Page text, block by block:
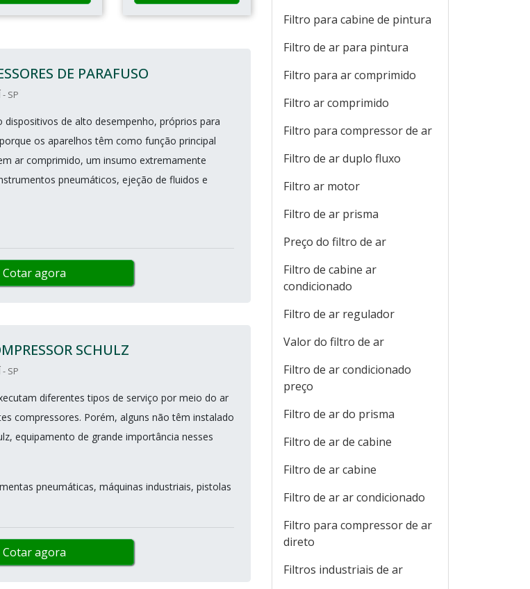
DE PARAFUSO
- SP
de alto desempenho, próprios para
os aparelhos têm como função principal
ar comprimido, um insumo extremamente
pneumáticos, ejeção de fluidos e
Cotar agora
SCHULZ
- SP
diferentes tipos de serviço por meio do ar
compressores. Porém, alguns não têm instalado
equipamento de grande importância nesses
pneumáticas, máquinas industriais, pistolas
Cotar agora
Filtro para cabine de pintura
Filtro de ar para pintura
Filtro para ar comprimido
Filtro ar comprimido
Filtro para compressor de ar
Filtro de ar duplo fluxo
Filtro ar motor
Filtro de ar prisma
Preço do filtro de ar
Filtro de cabine ar
condicionado
Filtro de ar regulador
Valor do filtro de ar
Filtro de ar condicionado
preço
Filtro de ar do prisma
Filtro de ar de cabine
Filtro de ar cabine
Filtro de ar ar condicionado
Filtro para compressor de ar
direto
Filtros industriais de ar